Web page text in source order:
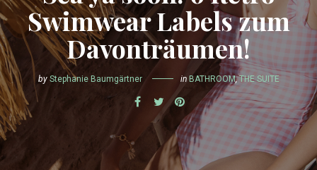
Swimwear Labels zum
Davonträumen!
by Stephanie Baumgärtner in BATHROOM,THE SUITE